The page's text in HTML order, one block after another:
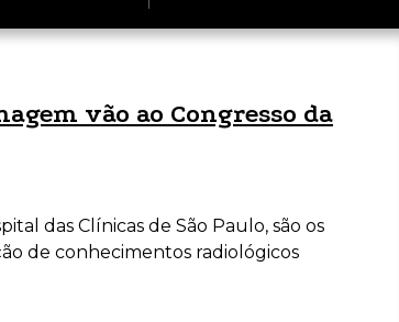
vão ao Congresso da
das Clínicas de São Paulo, são os
de conhecimentos radiológicos